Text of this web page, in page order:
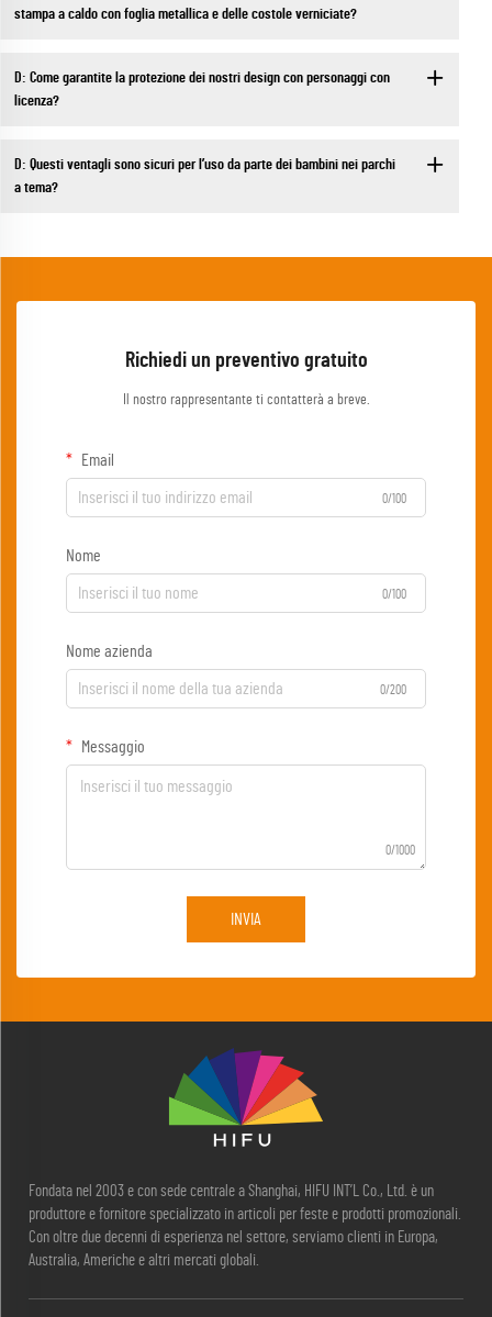
stampa a caldo con foglia metallica e delle costole verniciate?
D: Come garantite la protezione dei nostri design con personaggi con
licenza?
D: Questi ventagli sono sicuri per l’uso da parte dei bambini nei parchi
a tema?
Richiedi un preventivo gratuito
Il nostro rappresentante ti contatterà a breve.
Email
0/100
Nome
0/100
Nome azienda
0/200
Messaggio
0/1000
INVIA
Fondata nel 2003 e con sede centrale a Shanghai, HIFU INT’L Co., Ltd. è un
produttore e fornitore specializzato in articoli per feste e prodotti promozionali.
Con oltre due decenni di esperienza nel settore, serviamo clienti in Europa,
Australia, Americhe e altri mercati globali.